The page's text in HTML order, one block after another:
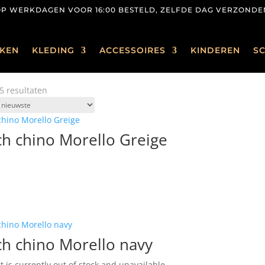
WERKDAGEN VOOR 16:00 BESTELD, ZELFDE DAG
KLEDING ACCESSOIRES KINDEREN
resultaten
nieuwste
chino Morello Greige
chino Morello navy